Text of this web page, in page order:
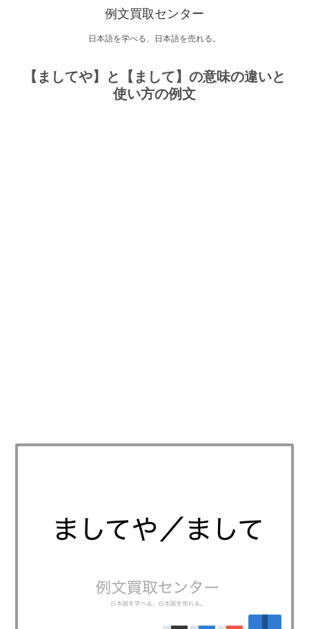
例文買取センター
日本語を学べる、日本語を売れる。
【ましてや】と【まして】の意味の違いと
使い方の例文